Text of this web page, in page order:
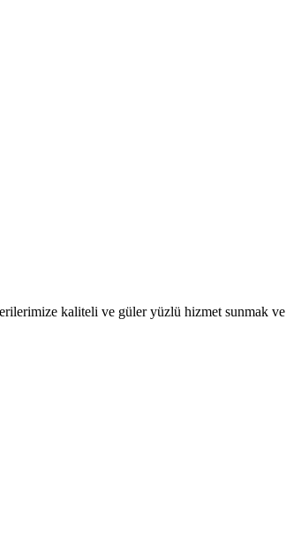
kaliteli ve güler yüzlü hizmet sunmak